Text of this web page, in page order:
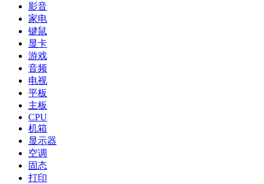
影音
家电
键鼠
显卡
游戏
音频
电视
平板
主板
CPU
机箱
显示器
空调
固态
打印